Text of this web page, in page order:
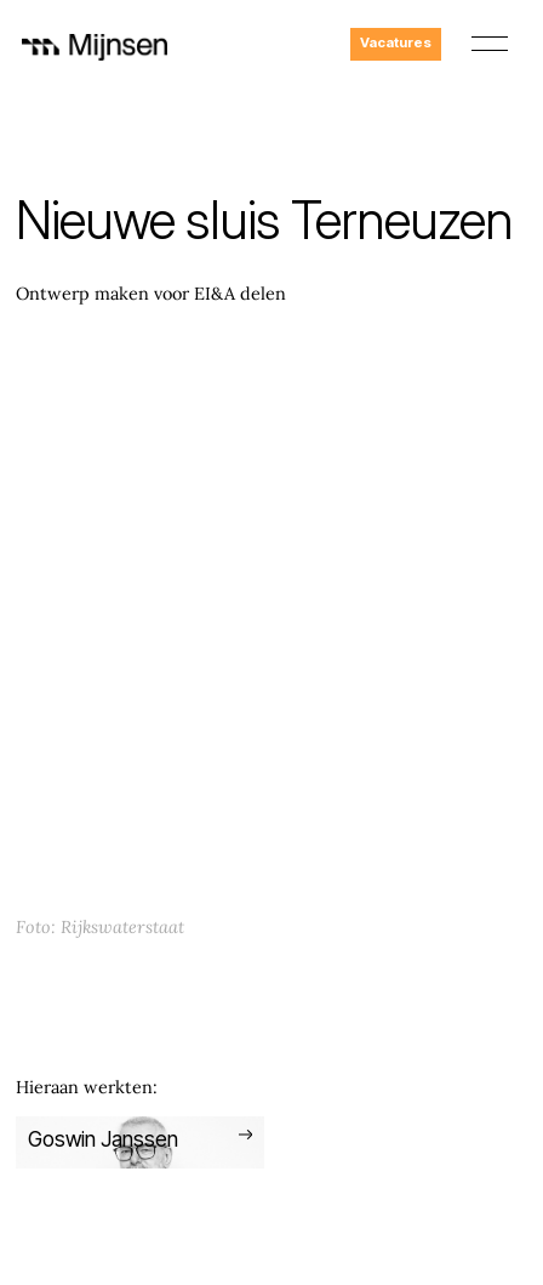
Vacatures
Nieuwe sluis Terneuzen
Ontwerp maken voor EI&A delen
Foto: Rijkswaterstaat
Hieraan werkten:
Goswin Janssen